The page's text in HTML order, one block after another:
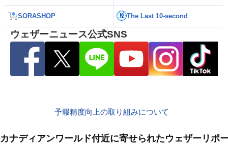
SORASHOP The Last 10-second
ウェザーニュース公式SNS
予報精度向上の取り組みについて
カナディアンワールド付近に寄せられたウェザーリポ